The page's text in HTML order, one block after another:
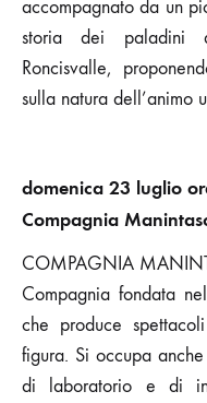
accompagnato da un
storia dei paladini
Roncisvalle,
sulla natura dell’animo
domenica 23 luglio
Compagnia
COMPAGNIA
Compagnia fondata
che produce
figura. Si occupa
di laboratorio e di